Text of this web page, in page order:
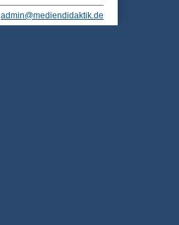
admin@mediendidaktik.de